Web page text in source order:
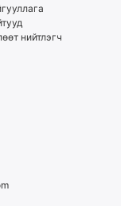
нийтлэгч